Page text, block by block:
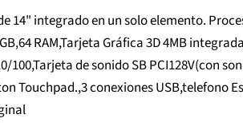
14" integrado en un solo elemento.
RAM,Tarjeta Gráfica 3D 4MB
100,Tarjeta de sonido SB PCI128V(con
Touchpad.,3 conexiones USB,telefono